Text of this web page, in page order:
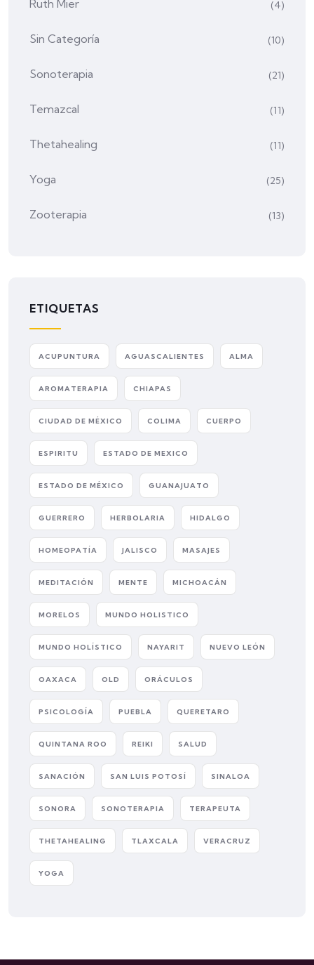
Ruth Mier (4)
Sin Categoría (10)
Sonoterapia (21)
Temazcal (11)
Thetahealing (11)
Yoga (25)
Zooterapia (13)
ETIQUETAS
ACUPUNTURA AGUASCALIENTES ALMA
AROMATERAPIA CHIAPAS
CIUDAD DE MÉXICO COLIMA CUERPO
ESPIRITU ESTADO DE MEXICO
ESTADO DE MÉXICO GUANAJUATO
GUERRERO HERBOLARIA HIDALGO
HOMEOPATÍA JALISCO MASAJES
MEDITACIÓN MENTE MICHOACÁN
MORELOS MUNDO HOLISTICO
MUNDO HOLÍSTICO NAYARIT NUEVO LEÓN
OAXACA OLD ORÁCULOS
PSICOLOGÍA PUEBLA QUERETARO
QUINTANA ROO REIKI SALUD
SANACIÓN SAN LUIS POTOSÍ SINALOA
SONORA SONOTERAPIA TERAPEUTA
THETAHEALING TLAXCALA VERACRUZ
YOGA